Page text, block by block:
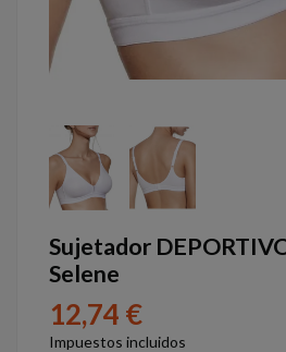
Sujetador
Selene
12,74 €
Impuestos incluidos